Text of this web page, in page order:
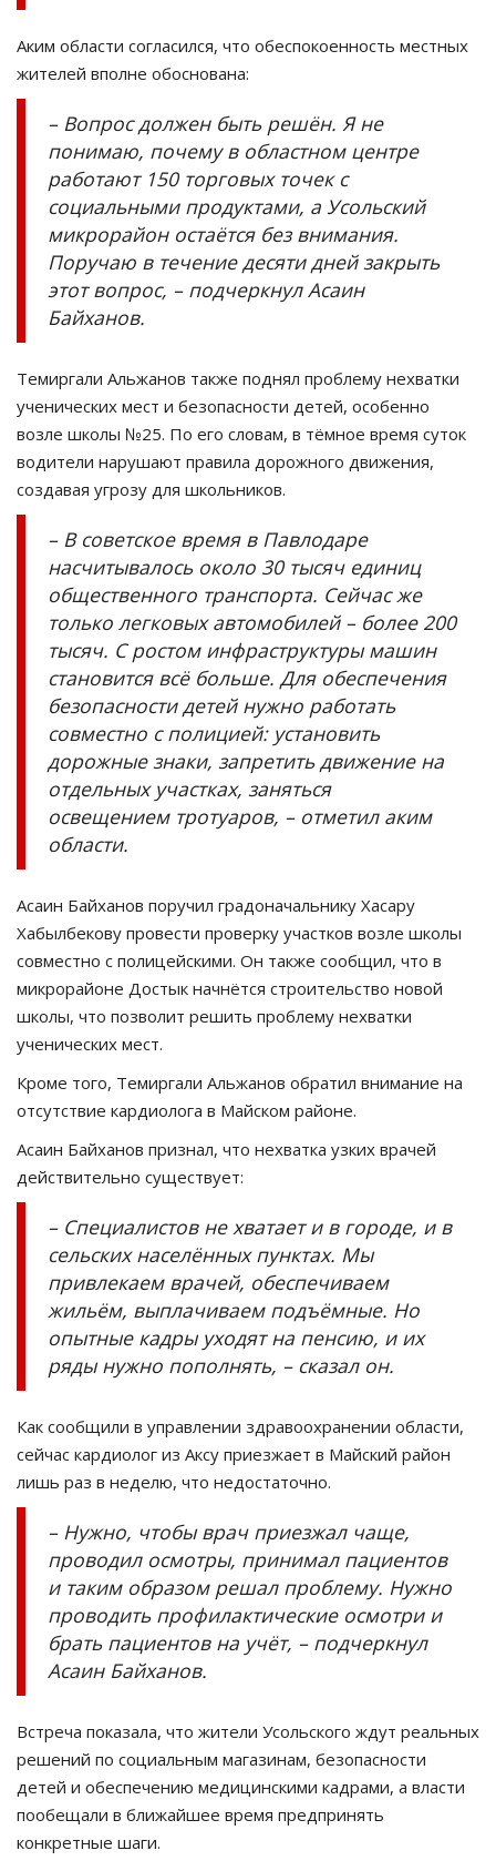
Аким области согласился, что обеспокоенность местных
жителей вполне обоснована:
– Вопрос должен быть решён. Я не
понимаю, почему в областном центре
работают 150 торговых точек с
социальными продуктами, а Усольский
микрорайон остаётся без внимания.
Поручаю в течение десяти дней закрыть
этот вопрос, – подчеркнулАсаин
Байханов.
Темиргали Альжанов также поднял проблему нехватки
ученических мест и безопасности детей, особенно
возле школы №25. По его словам, в тёмное время суток
водители нарушают правила дорожного движения,
создавая угрозу для школьников.
– В советское время в Павлодаре
насчитывалось около 30 тысяч единиц
общественного транспорта. Сейчас же
только легковых автомобилей – более 200
тысяч. С ростом инфраструктуры машин
становится всё больше. Для обеспечения
безопасности детей нужно работать
совместно с полицией: установить
дорожные знаки, запретить движение на
отдельных участках, заняться
освещением тротуаров, – отметил аким
области.
Асаин Байханов поручил градоначальнику Хасару
Хабылбекову провести проверку участков возле школы
совместно с полицейскими. Он также сообщил, что в
микрорайоне Достык начнётся строительство новой
школы, что позволит решить проблему нехватки
ученических мест.
Кроме того, Темиргали Альжанов обратил внимание на
отсутствие кардиолога в Майском районе.
Асаин Байханов признал, что нехватка узких врачей
действительно существует:
– Специалистов не хватает и в городе, и в
сельских населённых пунктах. Мы
привлекаем врачей, обеспечиваем
жильём, выплачиваем подъёмные. Но
опытные кадры уходят на пенсию, и их
ряды нужно пополнять, – сказал он.
Как сообщили в управлении здравоохранении области,
сейчас кардиолог из Аксу приезжает в Майский район
лишь раз в неделю, что недостаточно.
– Нужно, чтобы врач приезжал чаще,
проводил осмотры, принимал пациентов
и таким образом решал проблему. Нужно
проводить профилактические осмотри и
брать пациентов на учёт, – подчеркнул
Асаин Байханов.
Встреча показала, что жители Усольского ждут реальных
решений по социальным магазинам, безопасности
детей и обеспечению медицинскими кадрами, а власти
пообещали в ближайшее время предпринять
конкретные шаги.